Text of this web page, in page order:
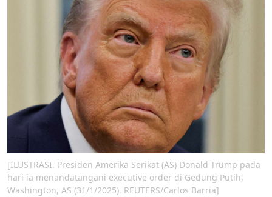
[ILUSTRASI. Presiden Amerika Serikat (AS) Donald Trump pada
hari ia menandatangani executive order di Gedung Putih,
Washington, AS (31/1/2025). REUTERS/Carlos Barria]